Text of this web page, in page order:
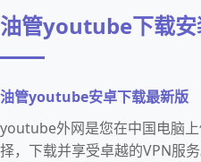
油管youtube下载安
油管youtube安卓下载最新版
youtube外网是您在中国电脑
择，下载并享受卓越的VPN服务